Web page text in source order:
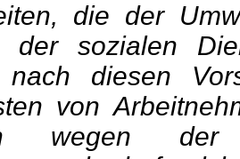
die der
der sozialen
nach diesen
von
wegen